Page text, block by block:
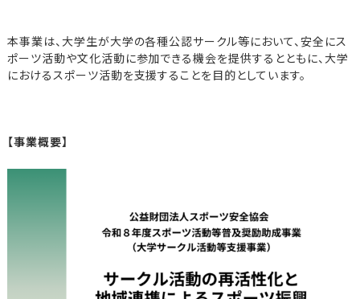
本事業は、大学生が大学の各種公認サークル等において、安全にス
ポーツ活動や文化活動に参加できる機会を提供するとともに、大学
におけるスポーツ活動を支援することを目的としています。
【事業概要】